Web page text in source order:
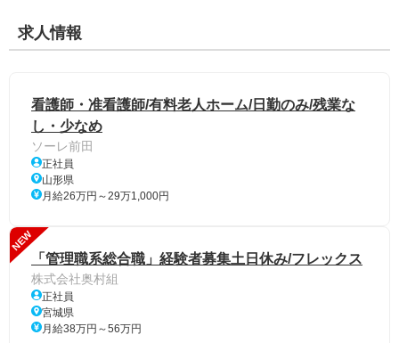
求人情報
看護師・准看護師/有料老人ホーム/日勤のみ/残業な
し・少なめ
ソーレ前田
正社員
山形県
月給26万円～29万1,000円
NEW
「管理職系総合職」経験者募集土日休み/フレックス
株式会社奥村組
正社員
宮城県
月給38万円～56万円